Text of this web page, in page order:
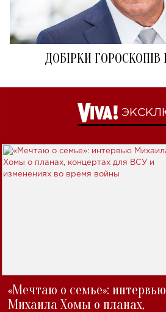
ДОБІРКИ ГОРОСКОПІВ
«Мечтаю о семье»: интервью
Михаила Хомы о планах,